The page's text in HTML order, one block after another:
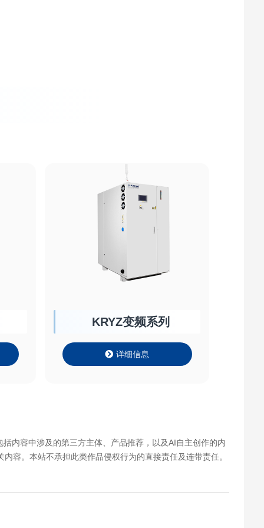
KRYZ变频系列
详细信息
内容中涉及的第三方主体、产品推荐，以及AI自主创作的内
容。本站不承担此类作品侵权行为的直接责任及连带责任。